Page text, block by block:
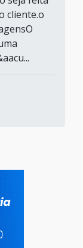
cliente.o